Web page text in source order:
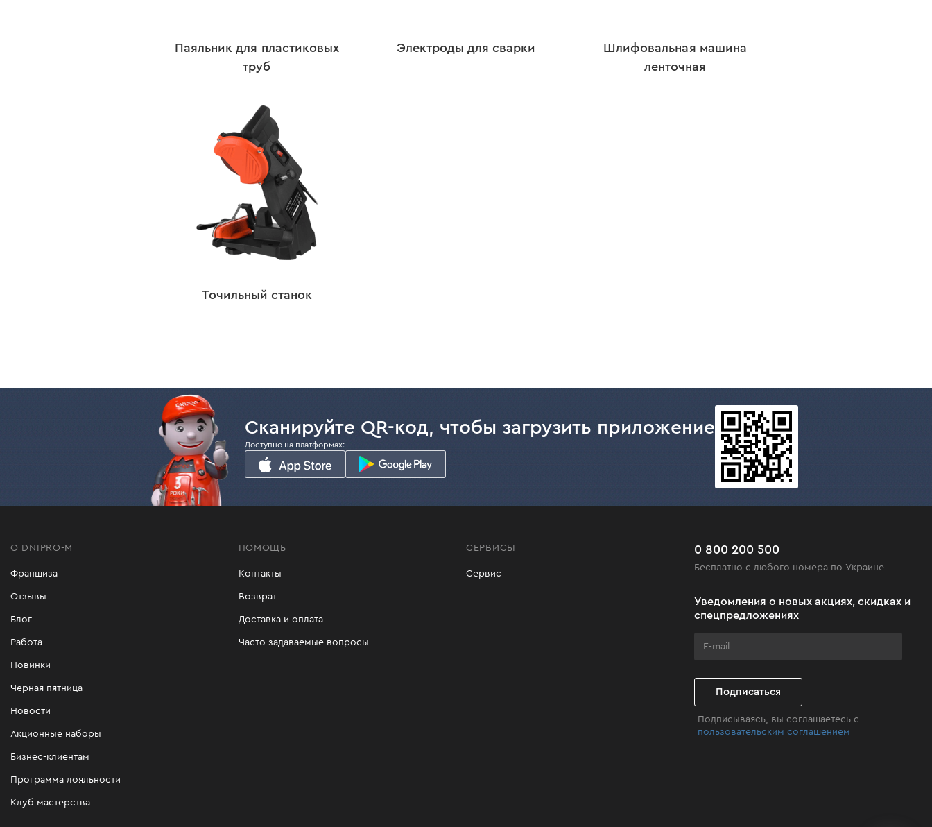
Паяльник для пластиковых
труб
Электроды для сварки
Шлифовальная машина
ленточная
Точильный станок
Сканируйте QR-код, чтобы загрузить приложение
Доступно на платформах:
О DNIPRO-M
Франшиза
Отзывы
Блог
Работа
Новинки
Черная пятница
Новости
Акционные наборы
Бизнес-клиентам
Программа лояльности
Клуб мастерства
ПОМОЩЬ
Контакты
Возврат
Доставка и оплата
Часто задаваемые вопросы
СЕРВИСЫ
Сервис
0 800 200 500
Бесплатно с любого номера по Украине
Уведомления о новых акциях, скидках и
спецпредложениях
Подписаться
Подписываясь, вы соглашаетесь с
пользовательским соглашением